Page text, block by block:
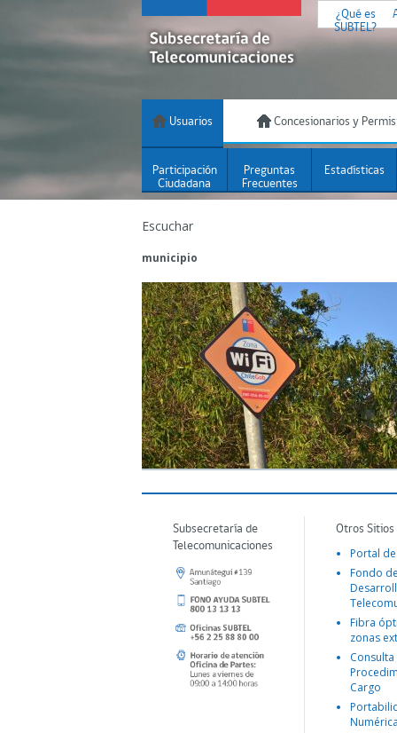
¿Qué es
SUBTEL?
Usuarios Concesionarios y
Participación
Ciudadana
Preguntas
Frecuentes
Estadísticas
Escuchar
municipio
Subsecretaría de
Telecomunicaciones
Otros
Portal
Fondo
Fibra
zonas
Consulta
Cargo